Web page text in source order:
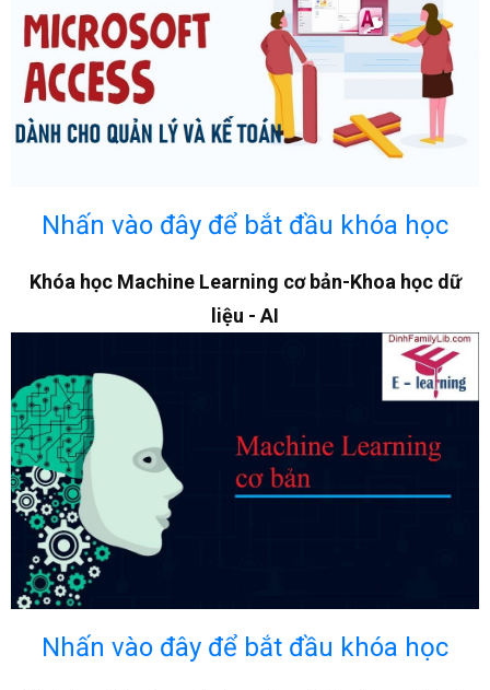
Nhấn vào đây để bắt đầu khóa học
Khóa học Machine Learning cơ bản-Khoa học dữ
liệu - AI
Nhấn vào đây để bắt đầu khóa học